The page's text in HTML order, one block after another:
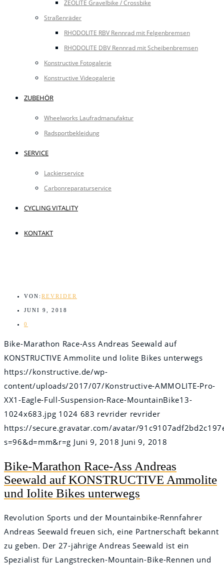
ZEOLITE Gravelbike / Crossbike
Straßenräder
RHODOLITE RBV Rennrad mit Felgenbremsen
RHODOLITE DBV Rennrad mit Scheibenbremsen
Konstructive Fotogalerie
Konstructive Videogalerie
ZUBEHÖR
Wheelworks Laufradmanufaktur
Radsportbekleidung
SERVICE
Lackierservice
Carbonreparaturservice
CYCLING VITALITY
KONTAKT
VON: REVRIDER
JUNI 9, 2018
0
Bike-Marathon Race-Ass Andreas Seewald auf
KONSTRUCTIVE Ammolite und Iolite Bikes unterwegs
https://konstructive.de/wp-
content/uploads/2017/07/Konstructive-AMMOLITE-Pro-
XX1-Eagle-Full-Suspension-Race-MountainBike13-
1024x683.jpg 1024 683 revrider revrider
https://secure.gravatar.com/avatar/
s=96&d=mm&r=g Juni 9, 2018 Juni 9, 2018
Bike-Marathon Race-Ass Andreas
Seewald auf KONSTRUCTIVE Ammolite
und Iolite Bikes unterwegs
Revolution Sports und der Mountainbike-Rennfahrer
Andreas Seewald freuen sich, eine Partnerschaft bekannt
zu geben. Der 27-jährige Andreas Seewald ist ein
Spezialist für Langstrecken-Mountain-Bike-Rennen und